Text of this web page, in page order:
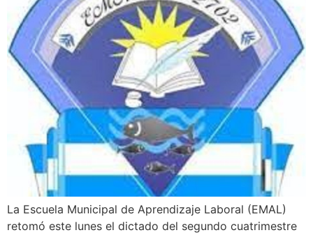
La Escuela Municipal de Aprendizaje Laboral (EMAL)
retomó este lunes el dictado del segundo cuatrimestre